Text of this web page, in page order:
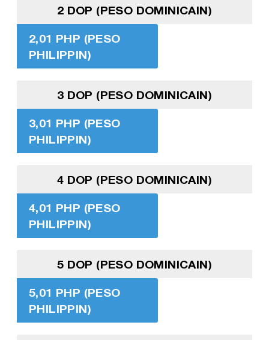
2 DOP (PESO DOMINICAIN)
2,01 PHP (PESO
PHILIPPIN)
3 DOP (PESO DOMINICAIN)
3,01 PHP (PESO
PHILIPPIN)
4 DOP (PESO DOMINICAIN)
4,01 PHP (PESO
PHILIPPIN)
5 DOP (PESO DOMINICAIN)
5,01 PHP (PESO
PHILIPPIN)